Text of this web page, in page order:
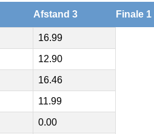
Afstand 3 Finale 1
16.99
12.90
16.46
11.99
0.00